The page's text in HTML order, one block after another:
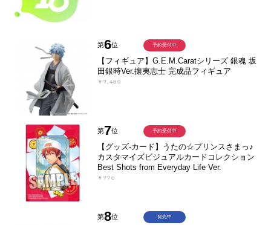
第6位
【フィギュア】G.E.M.Caratシリーズ 銀魂 坂
田銀時Ver.攘夷志士 完成品フィギュア
￥7,480
予約受付中
第7位
【グッズ-カード】うたの☆プリンスさまっ♪
カスタマイズビジュアルカードコレクション
Best Shots from Everyday Life Ver.
￥770
予約受付中
第8位 発売中